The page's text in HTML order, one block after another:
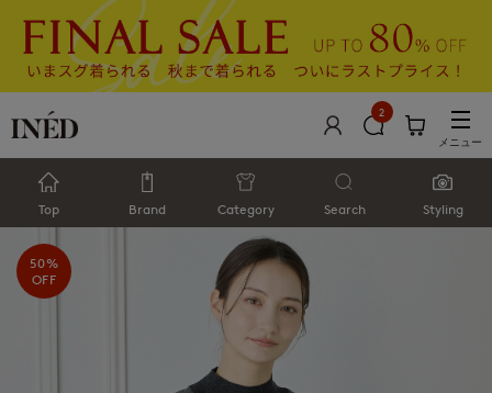
2
メニュー
Top Brand Category Search Styling
50%
OFF